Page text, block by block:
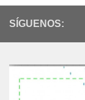
SÍGUENOS: